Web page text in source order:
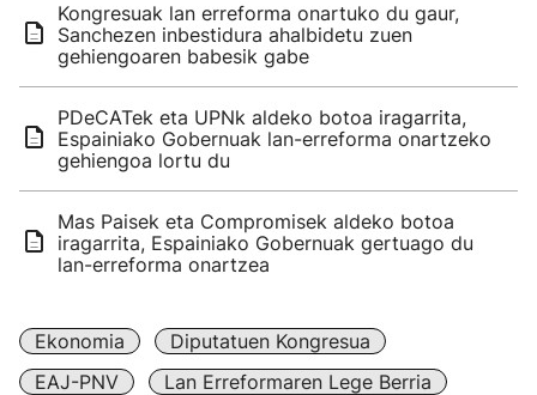
Kongresuak lan erreforma onartuko du gaur,
Sanchezen inbestidura ahalbidetu zuen
gehiengoaren babesik gabe
PDeCATek eta UPNk aldeko botoa iragarrita,
Espainiako Gobernuak lan-erreforma onartzeko
gehiengoa lortu du
Mas Paisek eta Compromisek aldeko botoa
iragarrita, Espainiako Gobernuak gertuago du
lan-erreforma onartzea
Ekonomia
Diputatuen Kongresua
EAJ-PNV
Lan Erreformaren Lege Berria